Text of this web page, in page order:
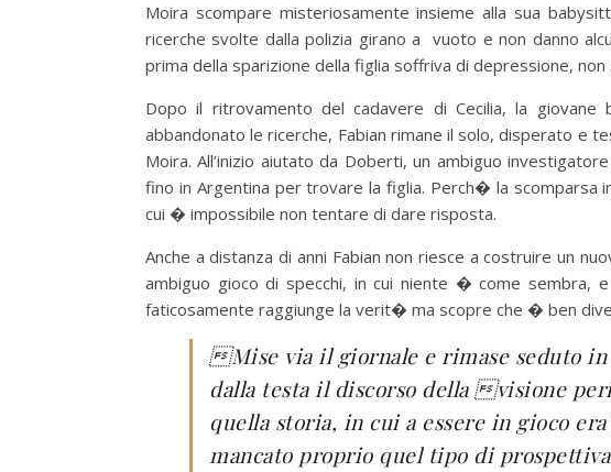
Moira scompare misteriosamente insieme alla sua
ricerche svolte dalla polizia girano a vuoto e non danno
prima della sparizione della figlia soffriva di depressione,
Dopo il ritrovamento del cadavere di Cecilia, la
abbandonato le ricerche, Fabian rimane il solo, disperato e
Moira. All’inizio aiutato da Doberti, un ambiguo
fino in Argentina per trovare la figlia. Perch� la scomparsa
cui � impossibile non tentare di dare risposta.
Anche a distanza di anni Fabian non riesce a costruire un
ambiguo gioco di specchi, in cui niente � come sembra,
faticosamente raggiunge la verit� ma scopre che � ben
Mise via il giornale e rimase seduto in
dalla testa il discorso della visione
quella storia, in cui a essere in gioco
mancato proprio quel tipo di